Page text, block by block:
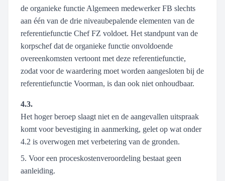
de organieke functie Algemeen medewerker FB slechts
aan één van de drie niveaubepalende elementen van de
referentiefunctie Chef FZ voldoet. Het standpunt van de
korpschef dat de organieke functie onvoldoende
overeenkomsten vertoont met deze referentiefunctie,
zodat voor de waardering moet worden aangesloten bij de
referentiefunctie Voorman, is dan ook niet onhoudbaar.
4.3.
Het hoger beroep slaagt niet en de aangevallen uitspraak
komt voor bevestiging in aanmerking, gelet op wat onder
4.2 is overwogen met verbetering van de gronden.
5. Voor een proceskostenveroordeling bestaat geen
aanleiding.